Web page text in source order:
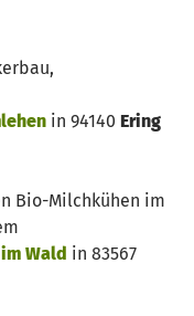
in 94140 Ering
Bio-Milchkühen im
Wald in 83567